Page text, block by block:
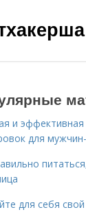
и
для
для себя